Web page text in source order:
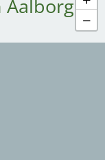
−
Aalborg